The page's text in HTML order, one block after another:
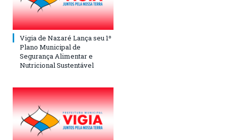
Vigia de Nazaré Lança seu 1º
Plano Municipal de
Segurança Alimentar e
Nutricional Sustentável